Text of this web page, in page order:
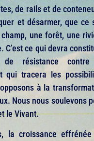
de rails et de
et désarmer, que ce
une forêt, une
C’est ce qui devra
de résistance
qui tracera les
à la
Nous nous soulevons
le Vivant.
la croissance